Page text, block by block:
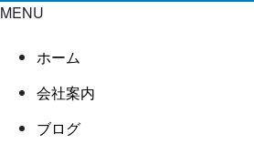
MENU
ホーム
会社案内
ブログ